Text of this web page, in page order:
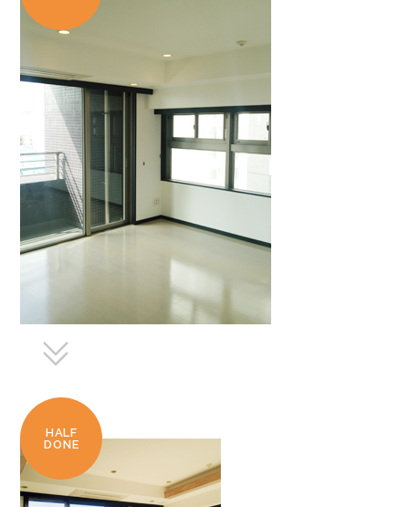
HALF
DONE